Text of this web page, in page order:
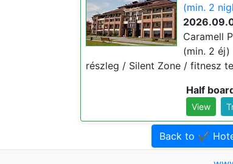
(min. 2
Caramell
(min. 2
részleg / Silent Zone / fitnesz
Half
View
Back to ✔️